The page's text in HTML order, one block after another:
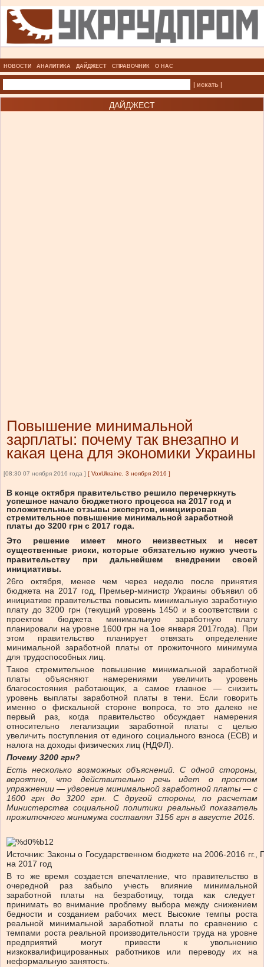
НОВОСТИ АНАЛИТИКА ДАЙДЖЕСТ СПРАВОЧНИК О НАС
| искать |
ДАЙДЖЕСТ
Повышение минимальной
зарплаты: почему так внезапно и
какая цена для экономики Украины
[08:30 07 ноября 2016 года ] [ VoxUkraine, 3 ноября 2016 ]
В конце октября правительство решило перечеркнуть
успешное начало бюджетного процесса на 2017 год и
положительные отзывы экспертов, инициировав
стремительное повышение минимальной заработной
платы до 3200 грн с 2017 года.
Это решение имеет много неизвестных и несет
существенные риски, которые обязательно нужно учесть
правительству при дальнейшем внедрении своей
инициативы.
26го октября, менее чем через неделю после принятия
бюджета на 2017 год, Премьер-министр Украины объявил об
инициативе правительства повысить минимальную заработную
плату до 3200 грн (текущий уровень 1450 и в соответствии с
проектом бюджета минимальную заработную плату
планировали на уровне 1600 грн на 1ое января 2017года). При
этом правительство планирует отвязать определение
минимальной заработной платы от прожиточного минимума
для трудоспособных лиц.
Такое стремительное повышение минимальной заработной
платы объясняют намерениями увеличить уровень
благосостояния работающих, а самое главное — снизить
уровень выплаты заработной платы в тени. Если говорить
именно о фискальной стороне вопроса, то это далеко не
первый раз, когда правительство обсуждает намерения
относительно легализации заработной платы с целью
увеличить поступления от единого социального взноса (ЕСВ) и
налога на доходы физических лиц (НДФЛ).
Почему 3200 грн?
Есть несколько возможных объяснений. С одной стороны,
вероятно, что действительно речь идет о простом
упражнении — удвоение минимальной заработной платы — с
1600 грн до 3200 грн. С другой стороны, по расчетам
Министерства социальной политики реальный показатель
прожиточного минимума составлял 3156 грн в августе 2016.
Источник: Законы о Государственном бюджете на 2006-2016 гг.,
на 2017 год
В то же время создается впечатление, что правительство в
очередной раз забыло учесть влияние минимальной
заработной платы на безработицу, тогда как следует
принимать во внимание проблему выбора между снижением
бедности и созданием рабочих мест. Высокие темпы роста
реальной минимальной заработной платы по сравнению с
темпами роста реальной производительности труда на уровне
предприятий могут привести к увольнению
низкоквалифицированных работников или переводу их на
неформальную занятость.